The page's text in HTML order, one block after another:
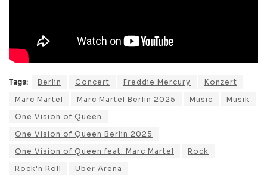
Tags: Berlin Concert Freddie Mercury
Konzert
Marc Martel
Marc Martel Berlin 2025 Music
Musik
One Vision of Queen
One Vision of Queen Berlin 2025
One Vision of Queen feat. Marc Martel
Rock
Rock'n Roll
Uber Arena